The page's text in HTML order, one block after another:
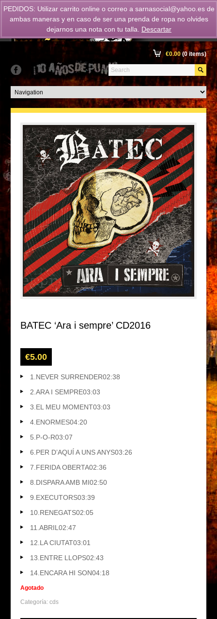
€0.00(0 items)
BATEC ‘Ara i sempre’ CD2016
€5.00
1. NEVER SURRENDER02:38
2.ARA I SEMPRE03:03
3. EL MEU MOMENT03:03
4. ENORMES04:20
5. P-O-R03:07
6. PER D’AQUÍ A UNS ANYS03:26
7. FERIDA OBERTA02:36
8. DISPARA AMB MI02:50
9. EXECUTORS03:39
10. RENEGATS02:05
11.ABRIL02:47
12. LA CIUTAT03:01
13. ENTRE LLOPS02:43
14. ENCARA HI SON04:18
Agotado
Categoría:cds
PEDIDOS: Utilizar carrito online o correo a sarnasocial@yahoo.es de
ambas maneras y en caso de ser una prenda de ropa no olvides
dejarnos una nota con tu talla.
Descartar